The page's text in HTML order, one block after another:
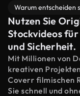
Warum entscheiden
Nutzen Sie
Stockvideos
und Sicherheit.
Mit Millionen von
kreativen
Coverr filmischen
Sie schnell und